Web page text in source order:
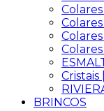
Cristais
BRINCOS